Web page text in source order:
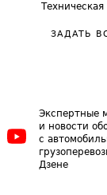
ЗАДАТЬ
Экспертные
и новости
с
Дзене